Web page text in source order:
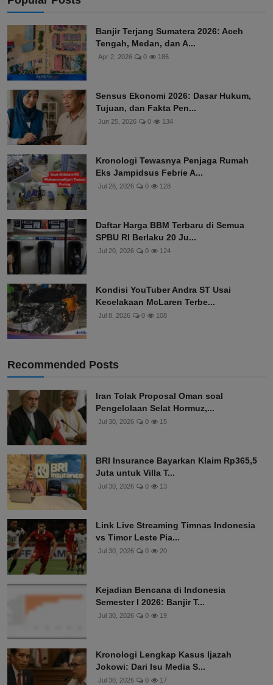
Banjir Terjang Sumatera 2026: Aceh
Tengah, Medan, dan A...
Apr 2, 2026 0 186
Sensus Ekonomi 2026: Dasar Hukum,
Tujuan, dan Fakta Pen...
Jun 25, 2026 0 134
Kronologi Tewasnya Penjaga Rumah
Eks Jampidsus Febrie A...
Jul 26, 2026 0 128
Daftar Harga BBM Terbaru di Semua
SPBU RI Berlaku 20 Ju...
Jul 20, 2026 0 124
Kondisi YouTuber Andra ST Usai
Kecelakaan McLaren Terbe...
Jul 8, 2026 0 108
Recommended Posts
Iran Tolak Proposal Oman soal
Pengelolaan Selat Hormuz,...
Jul 30, 2026 0 15
BRI Insurance Bayarkan Klaim Rp365,5
Juta untuk Villa T...
Jul 30, 2026 0 13
Link Live Streaming Timnas Indonesia
vs Timor Leste Pia...
Jul 30, 2026 0 20
Kejadian Bencana di Indonesia
Semester I 2026: Banjir T...
Jul 30, 2026 0 19
Kronologi Lengkap Kasus Ijazah
Jokowi: Dari Isu Media S...
Jul 30, 2026 0 17